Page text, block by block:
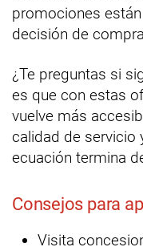
promociones
decisión de
¿Te preguntas si
es que con estas
vuelve más
calidad de servicio
ecuación termina
Consejos para
Visita